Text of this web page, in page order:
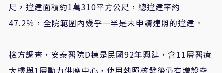
尺，違建面積約1萬310平方公尺，總違建率約
47.2％，全院範圍內幾乎一半是未申請建照的違建。
檢方調查，安泰醫院D棟是民國92年興建，含11層醫療
大樓與1層動力供應中心，使用執照核發後仍有增設空